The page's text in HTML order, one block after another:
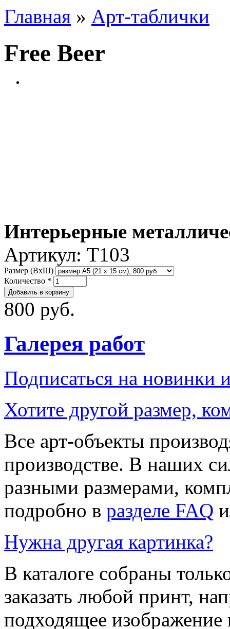
Главная » Арт-таблички
Free Beer
Интерьерные
Артикул: T103
Размер (ВxШ)
Количество *
800 руб.
Галерея работ
Подписаться на новинки
Хотите другой размер,
Все арт-объекты
производстве. В наших
разными размерами,
подробно в разделе FAQ
Нужна другая картинка?
В каталоге собраны
заказать любой принт,
подходящее изображение